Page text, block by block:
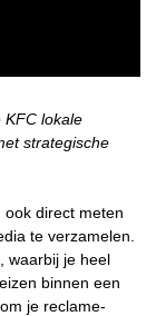
KFC lokale
strategische
ook direct meten
te verzamelen.
waarbij je heel
binnen een
je reclame-